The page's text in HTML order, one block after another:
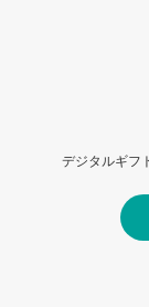
デジタルギフ